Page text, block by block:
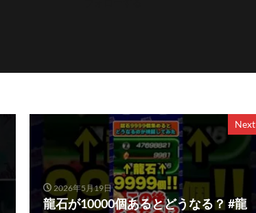
Next
2026年5月19日
龍石が10000個あるとどうなる？ #龍